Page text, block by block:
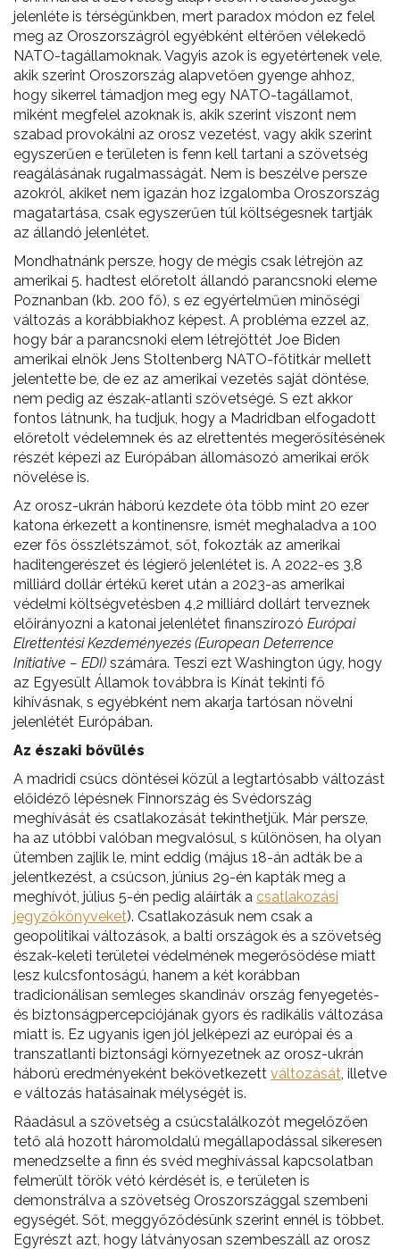
jelenléte is térségünkben, mert paradox módon ez felel
meg az Oroszországról egyébként eltérően vé­lekedő
NATO-tagállamoknak. Vagyis azok is egyetértenek vele,
akik szerint Oroszország alap­ve­tően gyenge ahhoz,
hogy sikerrel támadjon meg egy NATO-tagállamot,
miként megfelel azoknak is, akik szerint viszont nem
szabad provokálni az orosz vezetést, vagy akik szerint
egyszerűen e területen is fenn kell tartani a szövetség
reagálásának rugalmasságát. Nem is beszélve persze
azokról, akiket nem igazán hoz­ izgalomba Oroszország
magatartása, csak egyszerűen túl költségesnek tartják
az állandó jelenlétet.
Mondhatnánk persze, hogy de mégis csak létrejön az
amerikai 5. hadtest előretolt állandó parancsnoki eleme
Poznanban (kb. 200 fő), s ez egyértelműen minőségi
változás a korábbiakhoz képest. A probléma ezzel az,
hogy bár a parancsnoki elem létrejöttét Joe Biden
amerikai elnök Jens Stoltenberg NATO-főtitkár mellett
jelentette be, de ez az amerikai vezetés saját döntése,
nem pedig az észak-atlanti szövetségé. S ezt akkor
fontos látnunk, ha tudjuk, hogy a Madridban elfogadott
előretolt védelemnek és az elrettentés megerősítésének
részét képezi az Európában állomásozó amerikai erők
növelése is.
Az orosz-ukrán háború kezdete óta több mint 20 ezer
katona érkezett a kontinensre, ismét meghaladva a 100
ezer fős összlétszámot, sőt, fokozták az amerikai
haditengerészet és légierő jelenlétet is. A 2022-es 3,8
milliárd dollár értékű keret után a 2023-as amerikai
védelmi költségvetésben 4,2 milliárd dollárt terveznek
előirányozni a katonai jelenlétet finanszírozó Európai
Elrettentési Kezdeményezés (European Deterrence
Initiative – EDI) számára. Teszi ezt Washington úgy, hogy
az Egyesült Államok továbbra is Kínát tekinti fő
kihívásnak, s egyébként nem akarja tartósan növelni
jelenlétét Európában.
Az északi bővülés
A madridi csúcs döntései közül a legtartósabb változást
előidéző lépésnek Finnország és Svédország
meghívását és csatlakozását tekinthetjük. Már persze,
ha az utóbbi valóban megvalósul, s különösen, ha olyan
ütemben zajlik le, mint eddig (május 18-án adták be a
jelentkezést, a csúcson, június 29-én kapták meg a
meghívót, július 5-én pedig aláírták a csatlakozási
jegyzőkönyveket). Csatlakozásuk nem csak a
geopolitikai változások, a balti országok és a szövetség
észak-keleti területei védelmének megerősödése miatt
lesz kulcsfontoságú, hanem a két korábban
tradicionálisan semleges skandináv ország fenyegetés-
és biztonságpercepciójának gyors és radikális változása
miatt is. Ez ugyanis igen jól jelképezi az európai és a
transzatlanti biztonsági környezetnek az orosz-ukrán
háború eredményeként bekövetkezett változását, illetve
e változás hatásainak mélységét is.
Ráadásul a szövetség a csúcstalálkozót megelőzően
tető alá hozott háromoldalú megállapodással sikeresen
menedzselte a finn és svéd meghívással kapcsolatban
felmerült török vétó kérdését is, e területen is
demonstrálva a szövet­ség Oroszországgal szembeni
egységét. Sőt, meggyőződésünk szerint ennél is többet.
Egyrészt azt, hogy látványosan szembeszáll az orosz